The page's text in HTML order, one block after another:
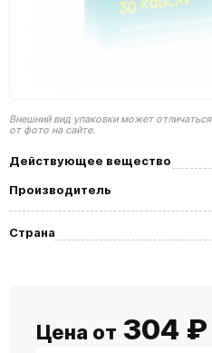
Внешний вид упаковки может отличаться
от фото на сайте.
Действующее вещество
Производитель
Страна
Цена от 304 ₽